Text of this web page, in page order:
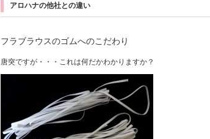
アロハナの他社との違い
フラブラウスのゴムへのこだわり
唐突ですが・・・これは何だかわかりますか？